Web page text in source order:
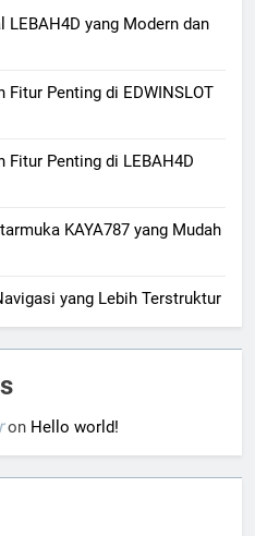
yang Modern dan
Fitur Penting di EDWINSLOT
Fitur Penting di LEBAH4D
KAYA787 yang Mudah
yang Lebih Terstruktur
on Hello world!